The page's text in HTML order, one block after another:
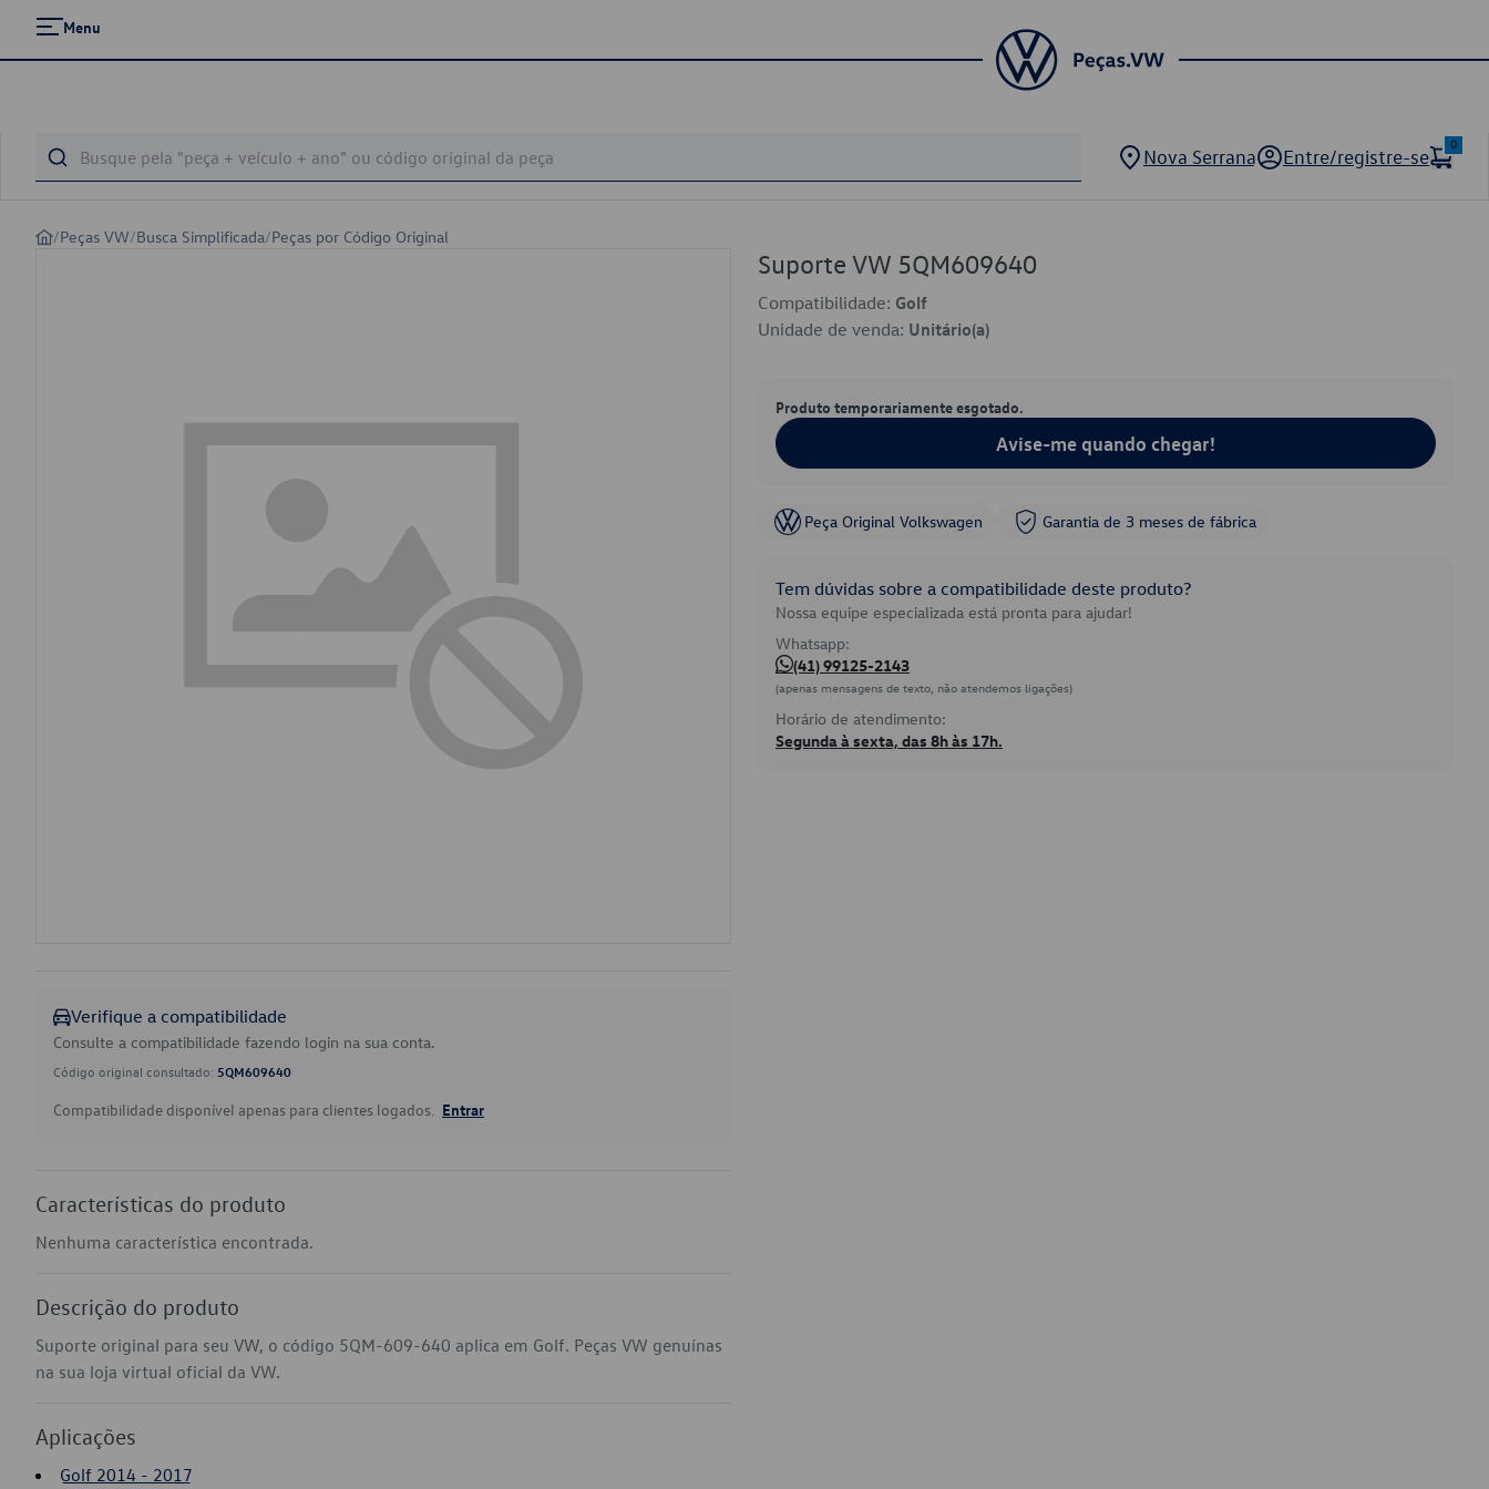
Menu
Nova Serrana Entre/registre-se
0
/Peças VW/Busca Simplificada/Peças por Código Original
Verifique a compatibilidade
Consulte a compatibilidade fazendo login na sua conta.
Código original consultado: 5QM609640
Compatibilidade disponível apenas para clientes logados. Entrar
Características do produto
Nenhuma característica encontrada.
Descrição do produto
Suporte original para seu VW, o código 5QM-609-640 aplica em Golf. Peças VW genuínas
na sua loja virtual oficial da VW.
Aplicações
Golf 2014 - 2017
Suporte VW 5QM609640
Compatibilidade: Golf
Unidade de venda: Unitário(a)
Produto temporariamente esgotado.
Avise-me quando chegar!
Peça Original Volkswagen Garantia de 3 meses de fábrica
Tem dúvidas sobre a compatibilidade deste produto?
Nossa equipe especializada está pronta para ajudar!
Whatsapp:
(41) 99125-2143
(apenas mensagens de texto, não atendemos ligações)
Horário de atendimento:
Segunda à sexta, das 8h às 17h.